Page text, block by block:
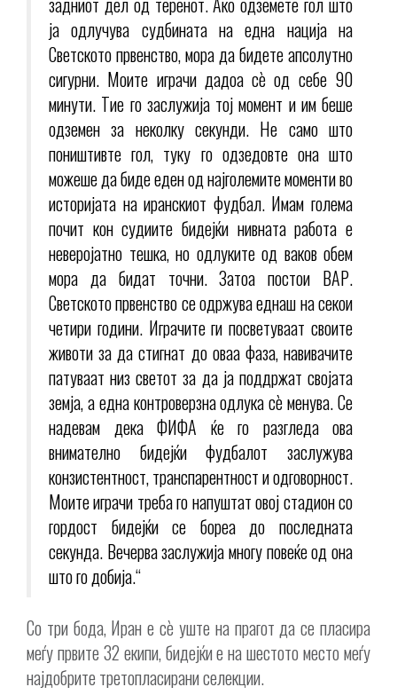
ја одлучува судбината на една нација на
Светското првенство, мора да бидете апсолутно
сигурни. Моите играчи дадоа сè од себе 90
минути. Тие го заслужија тој момент и им беше
одземен за неколку секунди. Не само што
поништивте гол, туку го одзедовте она што
можеше да биде еден од најголемите моменти во
историјата на иранскиот фудбал. Имам голема
почит кон судиите бидејќи нивната работа е
неверојатно тешка, но одлуките од ваков обем
мора да бидат точни. Затоа постои ВАР.
Светското првенство се одржува еднаш на секои
четири години. Играчите ги посветуваат своите
животи за да стигнат до оваа фаза, навивачите
патуваат низ светот за да ја поддржат својата
земја, а една контроверзна одлука сè менува. Се
надевам дека ФИФА ќе го разгледа ова
внимателно бидејќи фудбалот заслужува
конзистентност, транспарентност и одговорност.
Моите играчи треба го напуштат овој стадион со
гордост бидејќи се бореа до последната
секунда. Вечерва заслужија многу повеќе од она
што го добија.“
Со три бода, Иран е сè уште на прагот да се пласира
меѓу првите 32 екипи, бидејќи е на шестото место меѓу
најдобрите третопласирани селекции.